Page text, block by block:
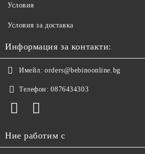
Условия
Условия за доставка
Информация за контакти:
Имейл: orders@bebinoonline.bg
Телефон: 0876434303
Ние работим с